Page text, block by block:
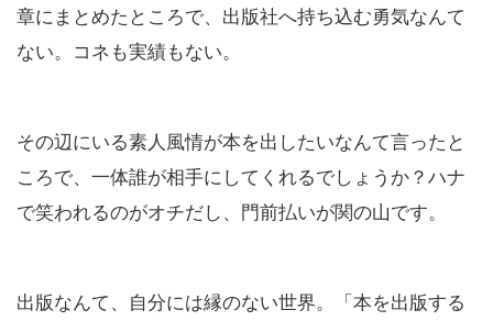
章にまとめたところで、出版社へ持ち込む勇気なんて
ない。コネも実績もない。
その辺にいる素人風情が本を出したいなんて言ったと
ころで、一体誰が相手にしてくれるでしょうか？ハナ
で笑われるのがオチだし、門前払いが関の山です。
出版なんて、自分には縁のない世界。「本を出版する